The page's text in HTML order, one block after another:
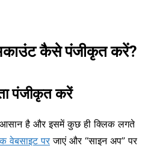
कैसे पंजीकृत करें?
पंजीकृत करें
आसान है और इसमें कुछ ही क्लिक लगते
वेबसाइट परजाएं और “साइन अप” पर